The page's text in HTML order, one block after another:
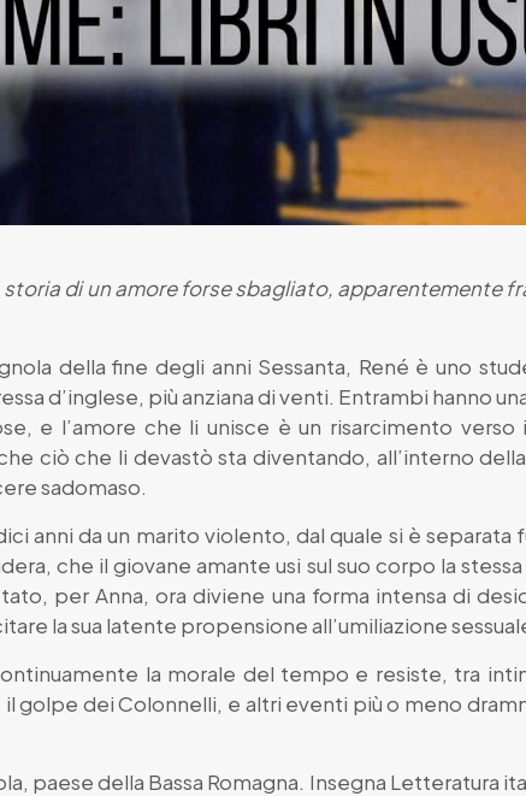
di un amore forse sbagliato, apparentemente
della fine degli anni Sessanta, René è uno
d’inglese, più anziana di venti. Entrambi hanno
e l’amore che li unisce è un risarcimento
ciò che li devastò sta diventando, all’interno
sadomaso.
anni da un marito violento, dal quale si è separata
che il giovane amante usi sul suo corpo la
per Anna, ora diviene una forma intensa di
la sua latente propensione all’umiliazione
la morale del tempo e resiste, tra
golpe dei Colonnelli, e altri eventi più o meno
paese della Bassa Romagna. Insegna Letteratura